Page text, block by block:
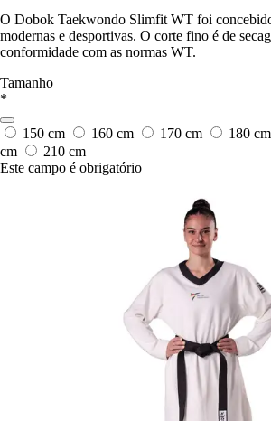
O Dobok Taekwondo Slimfit WT foi
modernas e desportivas. O corte fino é de
conformidade com as normas WT.
Tamanho
*
150 cm 160 cm 170 cm 180 cm
cm
210 cm
Este campo é obrigatório